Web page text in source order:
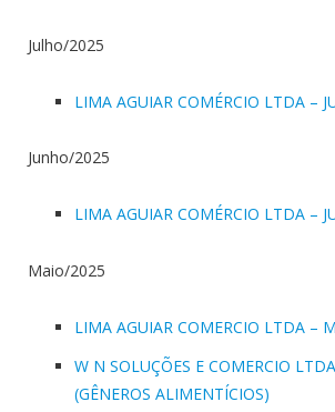
Julho/2025
LIMA AGUIAR COMÉRCIO LTDA –
Junho/2025
LIMA AGUIAR COMÉRCIO LTDA –
Maio/2025
LIMA AGUIAR COMERCIO LTDA –
W N SOLUÇÕES E COMERCIO
(GÊNEROS ALIMENTÍCIOS)